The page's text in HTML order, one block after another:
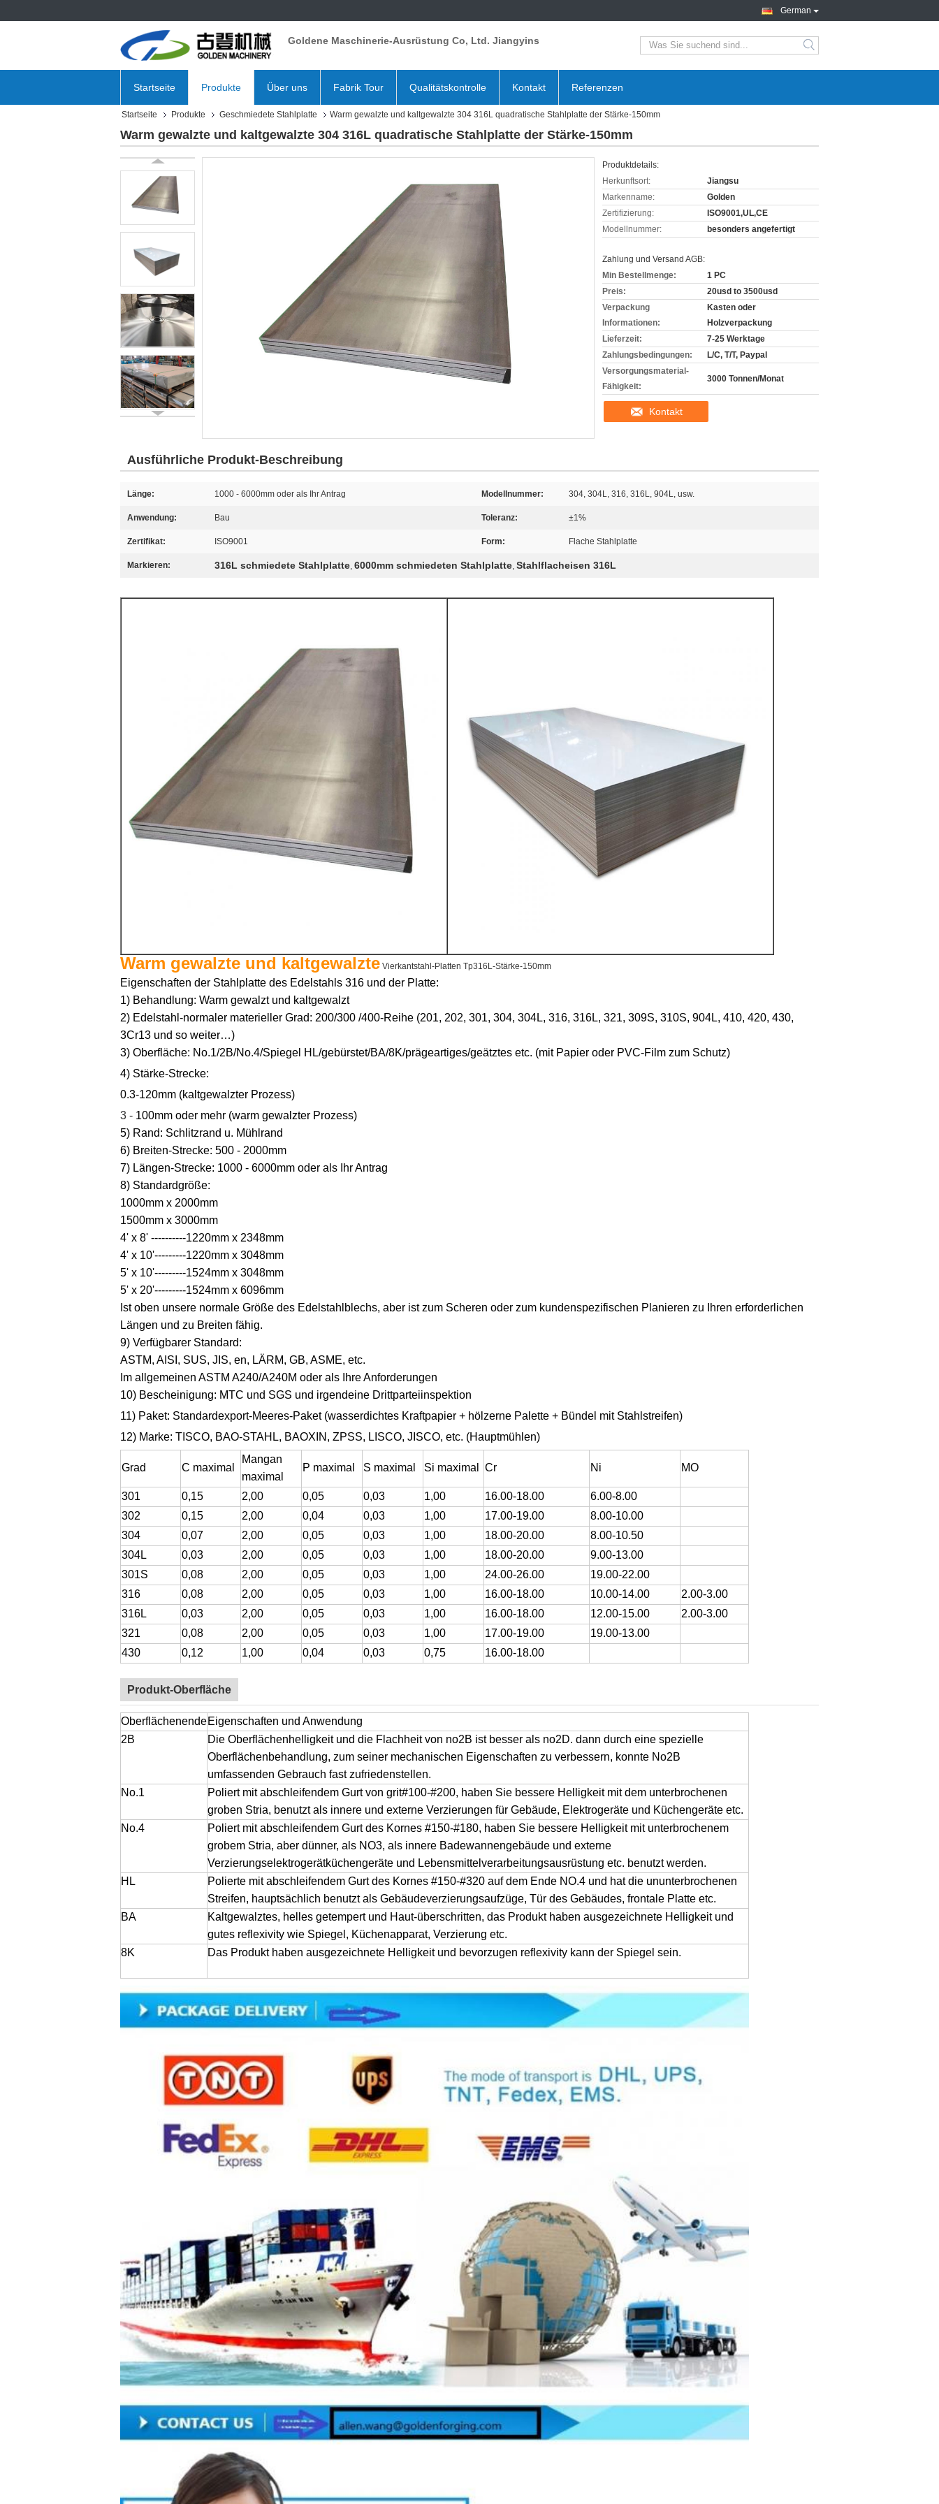
German
Goldene Maschinerie-Ausrüstung Co, Ltd. Jiangyins
Startseite Produkte Über uns Fabrik Tour Qualitätskontrolle Kontakt Referenzen
Startseite Produkte Geschmiedete Stahlplatte Warm gewalzte und kaltgewalzte 304 316L quadratische Stahlplatte der Stärke-150mm
Warm gewalzte und kaltgewalzte 304 316L quadratische Stahlplatte der Stärke-150mm
Produktdetails:
Herkunftsort:
Jiangsu
Markenname:
Golden
Zertifizierung:
ISO9001,UL,CE
Modellnummer:
besonders angefertigt
Zahlung und Versand AGB:
Min Bestellmenge:
1 PC
Preis:
20usd to 3500usd
Verpackung
Informationen:
Kasten oder
Holzverpackung
Lieferzeit:
7-25 Werktage
Zahlungsbedingungen:
L/C, T/T, Paypal
Versorgungsmaterial-
Fähigkeit:
3000 Tonnen/Monat
Kontakt
Ausführliche Produkt-Beschreibung
Länge: 1000 - 6000mm oder als Ihr Antrag Modellnummer: 304, 304L, 316, 316L, 904L, usw.
Anwendung: Bau Toleranz: ±1%
Zertifikat: ISO9001 Form: Flache Stahlplatte
Markieren: 316L schmiedete Stahlplatte, 6000mm schmiedeten Stahlplatte, Stahlflacheisen 316L
Warm gewalzte und kaltgewalzte Vierkantstahl-Platten Tp316L-Stärke-150mm
Eigenschaften der Stahlplatte des Edelstahls 316 und der Platte:
1) Behandlung: Warm gewalzt und kaltgewalzt
2) Edelstahl-normaler materieller Grad: 200/300 /400-Reihe (201, 202, 301, 304, 304L, 316, 316L, 321, 309S, 310S, 904L, 410, 420, 430,
3Cr13 und so weiter…)
3) Oberfläche: No.1/2B/No.4/Spiegel HL/gebürstet/BA/8K/prägeartiges/geätztes etc. (mit Papier oder PVC-Film zum Schutz)
4) Stärke-Strecke:
0.3-120mm (kaltgewalzter Prozess)
3 - 100mm oder mehr (warm gewalzter Prozess)
5) Rand: Schlitzrand u. Mühlrand
6) Breiten-Strecke: 500 - 2000mm
7) Längen-Strecke: 1000 - 6000mm oder als Ihr Antrag
8) Standardgröße:
1000mm x 2000mm
1500mm x 3000mm
4' x 8' ----------1220mm x 2348mm
4' x 10'---------1220mm x 3048mm
5' x 10'---------1524mm x 3048mm
5' x 20'---------1524mm x 6096mm
Ist oben unsere normale Größe des Edelstahlblechs, aber ist zum Scheren oder zum kundenspezifischen Planieren zu Ihren erforderlichen
Längen und zu Breiten fähig.
9) Verfügbarer Standard:
ASTM, AISI, SUS, JIS, en, LÄRM, GB, ASME, etc.
Im allgemeinen ASTM A240/A240M oder als Ihre Anforderungen
10) Bescheinigung: MTC und SGS und irgendeine Drittparteiinspektion
11) Paket: Standardexport-Meeres-Paket (wasserdichtes Kraftpapier + hölzerne Palette + Bündel mit Stahlstreifen)
12) Marke: TISCO, BAO-STAHL, BAOXIN, ZPSS, LISCO, JISCO, etc. (Hauptmühlen)
Grad C maximal
Mangan
maximal
P maximal S maximal Si maximal Cr Ni MO
301 0,15 2,00 0,05 0,03 1,00 16.00-18.00
6.00-8.00
302
0,15 2,00 0,04 0,03 1,00 17.00-19.00
8.00-10.00
304
0,07 2,00 0,05 0,03 1,00 18.00-20.00
8.00-10.50
304L
0,03 2,00 0,05 0,03 1,00 18.00-20.00
9.00-13.00
301S
0,08 2,00 0,05 0,03 1,00 24.00-26.00
19.00-22.00
316
0,08 2,00 0,05 0,03 1,00 16.00-18.00 10.00-14.00
2.00-3.00
316L
0,03 2,00 0,05 0,03 1,00 16.00-18.00 12.00-15.00
2.00-3.00
321
0,08 2,00 0,05 0,03 1,00 17.00-19.00
19.00-13.00
430
0,12 1,00 0,04 0,03 0,75 16.00-18.00
Produkt-Oberfläche
OberflächenendeEigenschaften und Anwendung
2B
Die Oberflächenhelligkeit und die Flachheit von no2B ist besser als no2D. dann durch eine spezielle
Oberflächenbehandlung, zum seiner mechanischen Eigenschaften zu verbessern, konnte No2B
umfassenden Gebrauch fast zufriedenstellen.
No.1
Poliert mit abschleifendem Gurt von grit#100-#200, haben Sie bessere Helligkeit mit dem unterbrochenen
groben Stria, benutzt als innere und externe Verzierungen für Gebäude, Elektrogeräte und Küchengeräte etc.
No.4
Poliert mit abschleifendem Gurt des Kornes #150-#180, haben Sie bessere Helligkeit mit unterbrochenem
grobem Stria, aber dünner, als NO3, als innere Badewannengebäude und externe
Verzierungselektrogerätküchengeräte und Lebensmittelverarbeitungsausrüstung etc. benutzt werden.
HL
Polierte mit abschleifendem Gurt des Kornes #150-#320 auf dem Ende NO.4 und hat die ununterbrochenen
Streifen, hauptsächlich benutzt als Gebäudeverzierungsaufzüge, Tür des Gebäudes, frontale Platte etc.
BA
Kaltgewalztes, helles getempert und Haut-überschritten, das Produkt haben ausgezeichnete Helligkeit und
gutes reflexivity wie Spiegel, Küchenapparat, Verzierung etc.
8K
Das Produkt haben ausgezeichnete Helligkeit und bevorzugen reflexivity kann der Spiegel sein.